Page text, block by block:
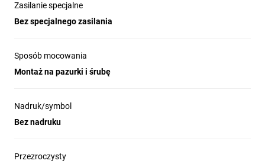
Zasilanie specjalne
Bez specjalnego zasilania
Sposób mocowania
Montaż na pazurki i śrubę
Nadruk/symbol
Bez nadruku
Przezroczysty